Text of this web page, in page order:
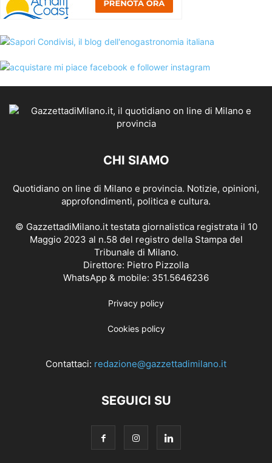
CHI SIAMO
Quotidiano on line di Milano e provincia. Notizie, opinioni,
approfondimenti, politica e cultura.
© GazzettadiMilano.it testata giornalistica registrata il 10
Maggio 2023 al n.58 del registro della Stampa del
Tribunale di Milano.
Direttore: Pietro Pizzolla
WhatsApp & mobile: 351.5646236
Privacy policy
Cookies policy
Contattaci: redazione@gazzettadimilano.it
SEGUICI SU